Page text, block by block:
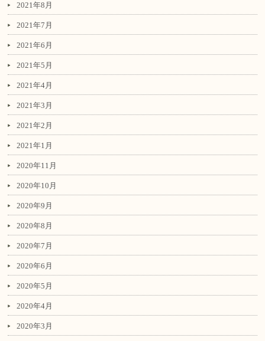
2021年8月
2021年7月
2021年6月
2021年5月
2021年4月
2021年3月
2021年2月
2021年1月
2020年11月
2020年10月
2020年9月
2020年8月
2020年7月
2020年6月
2020年5月
2020年4月
2020年3月